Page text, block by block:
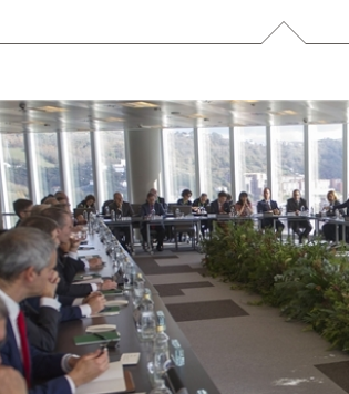
para Multimedia
para Redes sociales